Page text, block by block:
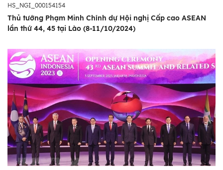
HS_NGI_000154154
Thủ tướng Phạm Minh Chính dự Hội nghị Cấp cao ASEAN
lần thứ 44, 45 tại Lào (8-11/10/2024)